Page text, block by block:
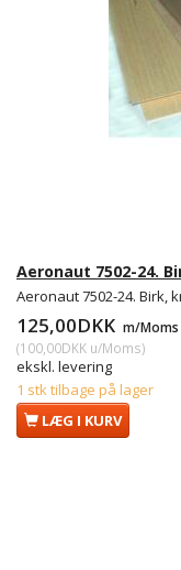
Aeronaut 7502-24.
Aeronaut 7502-24. Birk,
125,00DKK m/Moms
(100,00DKK u/Moms)
ekskl. levering
1 stk tilbage på lager
LÆG I KURV